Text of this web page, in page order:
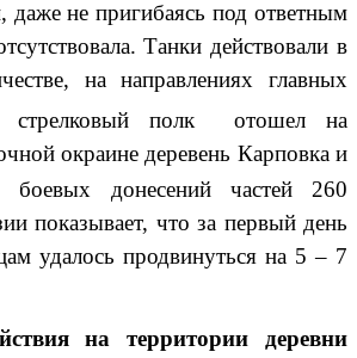
даже не пригибаясь под ответным
Танки действовали в
на направлениях главных
стрелковый полк отошел на
окраине деревень Карповка и
боевых донесений частей 260
показывает, что за первый день
удалось продвинуться на 5 – 7
на территории деревни